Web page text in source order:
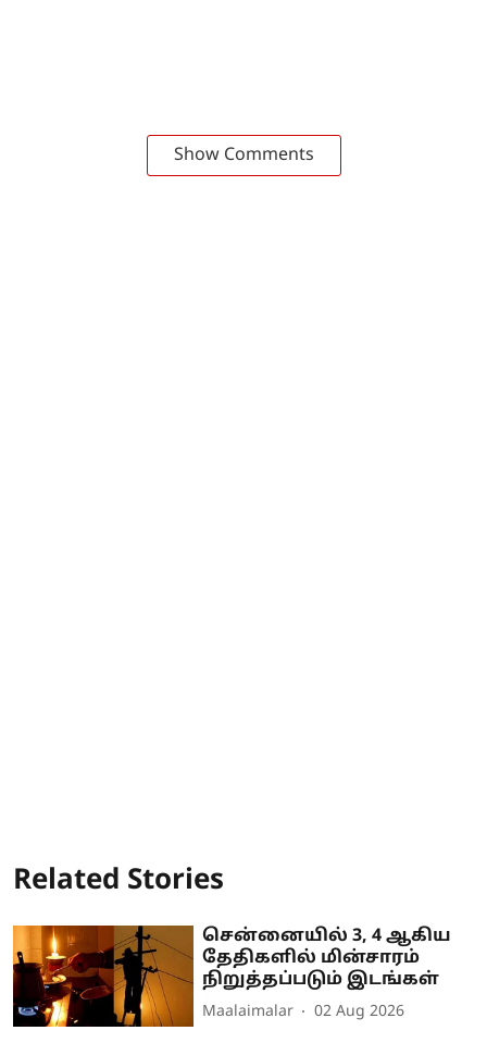
Show Comments
Related Stories
சென்னையில் 3, 4 ஆகிய
தேதிகளில் மின்சாரம்
நிறுத்தப்படும் இடங்கள்
Maalaimalar 02 Aug 2026